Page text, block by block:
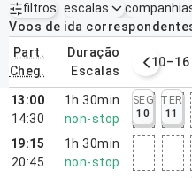
filtros
Filtros ativos nenhum
escalas
Voos de ida
part.
cheg.
duração
escalas
agosto de 2026
13:00
14:30
1h 30min
non-stop
SEG
10
TER
11
19:15
20:45
1h 30min
non-stop